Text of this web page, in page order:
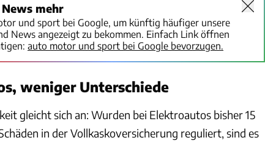
mehr
und sport bei Google, um künftig häufiger unsere
News angezeigt zu bekommen. Einfach Link öffnen
auto motor und sport bei Google bevorzugen.
weniger Unterschiede
gleicht sich an: Wurden bei Elektroautos bisher 15
in der Vollkaskoversicherung reguliert, sind es